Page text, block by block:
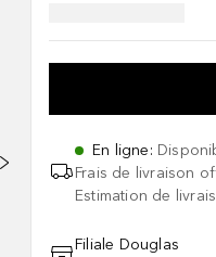
En ligne:
Frais de livraison
Estimation de
Filiale Douglas